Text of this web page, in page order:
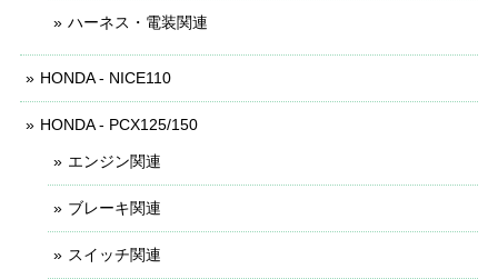
ハーネス・電装関連
HONDA - NICE110
HONDA - PCX125/150
エンジン関連
ブレーキ関連
スイッチ関連